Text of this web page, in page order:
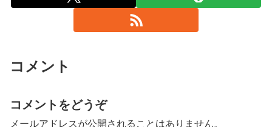
コメント
コメントをどうぞ
メールアドレスが公開されることはありません。